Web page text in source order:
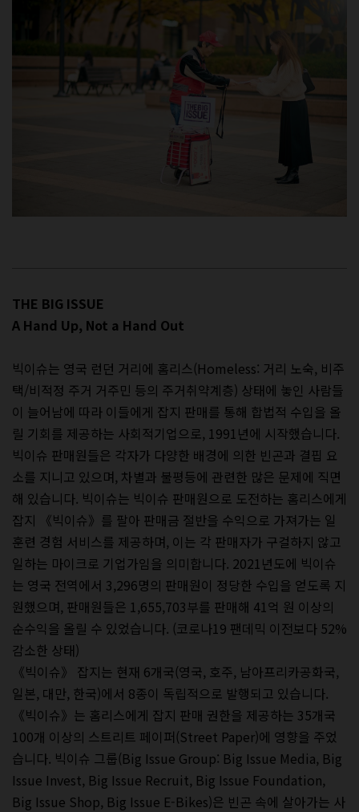
THE BIG ISSUE
A Hand Up, Not a Hand Out
빅이슈는 영국 런던 거리에 홈리스(Homeless: 거리 노숙, 비주
택/비적정 주거 거주민 등의 주거취약계층) 상태에 놓인 사람들
이 늘어남에 따라 이들에게 잡지 판매를 통해 합법적 수입을 올
릴 기회를 제공하는 사회적기업으로, 1991년에 시작했습니다.
빅이슈 판매원들은 각자가 다양한 배경에 의한 빈곤과 결핍 요
소를 지니고 있으며, 차별과 불평등에 관련한 많은 문제에 직면
해 있습니다. 빅이슈는 빅이슈 판매원으로 도전하는 홈리스에게
잡지 《빅이슈》를 팔아 판매금 절반을 수익으로 가져가는 일
훈련 경험 서비스를 제공하며, 이는 각 판매자가 구걸하지 않고
일하는 마이크로 기업가임을 의미합니다. 2021년도에 빅이슈
는 영국 전역에서 3,296명의 판매원이 정당한 수입을 얻도록 지
원했으며, 판매원들은 1,655,703부를 판매해 41억 원 이상의
순수익을 올릴 수 있었습니다. (코로나19 팬데믹 이전보다 52%
감소한 상태)
《빅이슈》 잡지는 현재 6개국(영국, 호주, 남아프리카공화국,
일본, 대만, 한국)에서 8종이 독립적으로 발행되고 있습니다.
《빅이슈》는 홈리스에게 잡지 판매 권한을 제공하는 35개국
100개 이상의 스트리트 페이퍼(Street Paper)에 영향을 주었
습니다. 빅이슈 그룹(Big Issue Group: Big Issue Media, Big
Issue Invest, Big Issue Recruit, Big Issue Foundation,
Big Issue Shop, Big Issue E-Bikes)은 빈곤 속에 살아가는 사